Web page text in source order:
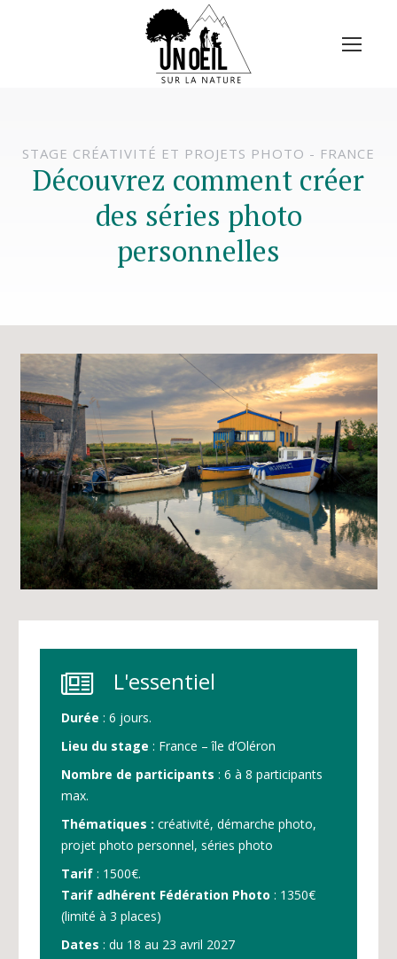
STAGE CRÉATIVITÉ ET PROJETS PHOTO - FRANCE
Découvrez comment créer
des séries photo
personnelles
L'essentiel
Durée : 6 jours.
Lieu du stage : France – île d’Oléron
Nombre de participants : 6 à 8 participants
max.
Thématiques : créativité, démarche photo,
projet photo personnel, séries photo
Tarif: 1500€.
Tarif adhérent Fédération Photo : 1350€
(limité à 3 places)
Dates : du 18 au 23 avril 2027